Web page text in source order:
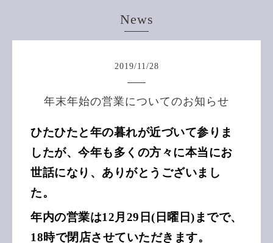
News
2019/11 /28
年末年始の営業についてのお知らせ
ひたひたと年の暮れが近づいて参りま
したが、 今年も多くの方々に本当にお
世話になり、ありがとうございまし
た。
年内の営業は12月29日(日曜日)までで、
18時で閉店させていただきます。